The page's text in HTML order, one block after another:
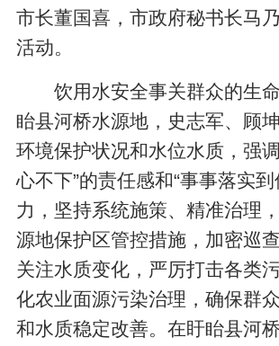
市长董国喜，市政府秘书长马
活动。
饮用水安全事关群众的生
眙县河桥水源地，史志军、顾
环境保护状况和水位水质，强
心不下”的责任感和“事事落实到
力，坚持系统施策、精准治理
源地保护区管控措施，加密巡
关注水质变化，严厉打击各类
化农业面源污染治理，确保群
和水质稳定改善。在盱眙县河